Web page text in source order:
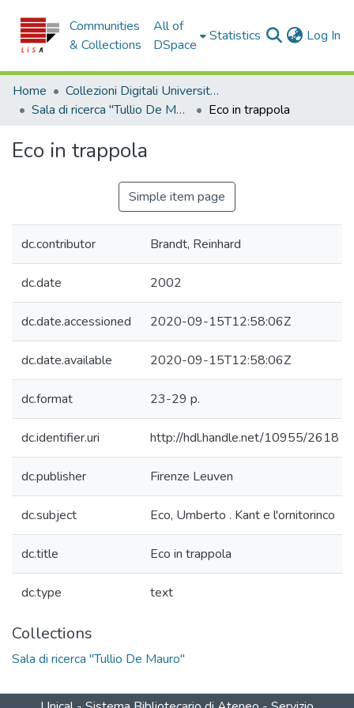
Communities
& Collections
All of
DSpace
Statistics Log In
Home
Collezioni Digitali Università della Calabria
Sala di ricerca "Tullio De Mauro"
Eco in trappola
Eco in trappola
Simple item page
dc.contributor Brandt, Reinhard
dc.date 2002
dc.date.accessioned 2020-09-15T12:58:06Z
dc.date.available 2020-09-15T12:58:06Z
dc.format 23-29 p.
dc.identifier.uri http://hdl.handle.net/10955/2618
dc.publisher Firenze Leuven
dc.subject Eco, Umberto . Kant e l'ornitorinco
dc.title Eco in trappola
dc.type text
Collections
Sala di ricerca "Tullio De Mauro"